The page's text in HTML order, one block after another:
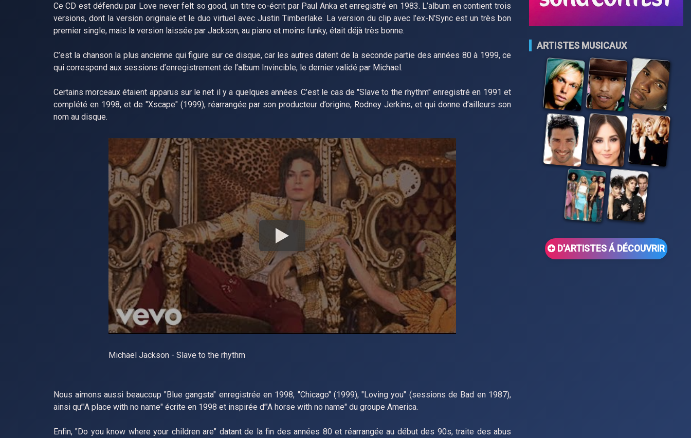
Ce CD est défendu par Love never felt so good, un titre co-écrit par Paul Anka et enregistré en 1983. L’album en contient trois
versions, dont la version originale et le duo virtuel avec Justin Timberlake. La version du clip avec l’ex-N’Sync est un très bon
premier single, mais la version laissée par Jackson, au piano et moins funky, était déjà très bonne.
C’est la chanson la plus ancienne qui figure sur ce disque, car les autres datent de la seconde partie des années 80 à 1999, ce
qui correspond aux sessions d’enregistrement de l’album Invincible, le dernier validé par Michael.
Certains morceaux étaient apparus sur le net il y a quelques années. C’est le cas de "Slave to the rhythm" enregistré en 1991 et
complété en 1998, et de "Xscape" (1999), réarrangée par son producteur d’origine, Rodney Jerkins, et qui donne d’ailleurs son
nom au disque.
Michael Jackson - Slave to the rhythm
Nous aimons aussi beaucoup "Blue gangsta" enregistrée en 1998, "Chicago" (1999), "Loving you" (sessions de Bad en 1987),
ainsi qu’"A place with no name" écrite en 1998 et inspirée d’"A horse with no name" du groupe America.
Enfin, "Do you know where your children are" datant de la fin des années 80 et réarrangée au début des 90s, traite des abus
ARTISTES MUSICAUX
D'ARTISTES Á DÉCOUVRIR